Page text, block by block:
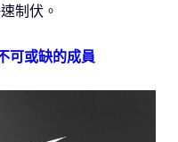
制伏。
可或缺的成員